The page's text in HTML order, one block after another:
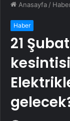
Anasayfa /
Haber
21